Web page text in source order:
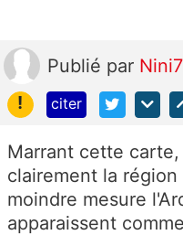
Publié par
!
citer
Marrant cette
clairement la
moindre mesure
apparaissent